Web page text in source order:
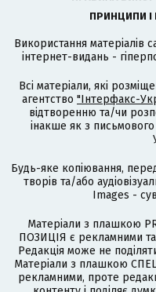
ПРИНЦИПИ
Використання матеріалів
інтернет-видань -
Всі матеріали, які
агентство "Інтерфакс-
відтворенню та/чи
інакше як з
Будь-яке копіювання,
творів та/або
Images -
Матеріали з плашкою
ПОЗИЦІЯ є рекламними
Редакція може не
Матеріали з плашкою
рекламними, проте